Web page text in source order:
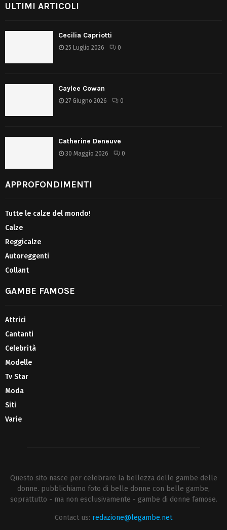
ULTIMI ARTICOLI
Cecilia Capriotti
25 Luglio 2026 0
Caylee Cowan
27 Giugno 2026 0
Catherine Deneuve
30 Maggio 2026 0
APPROFONDIMENTI
Tutte le calze del mondo!
Calze
Reggicalze
Autoreggenti
Collant
GAMBE FAMOSE
Attrici
Cantanti
Celebrità
Modelle
Tv Star
Moda
Siti
Varie
Questo sito nasce per celebrare la bellezza delle gambe delle
donne. pubblichiamo foto di belle donne con belle gambe,
soprattutto - ma non esclusivamente - gambe di donne famose.
Contact us: redazione@legambe.net